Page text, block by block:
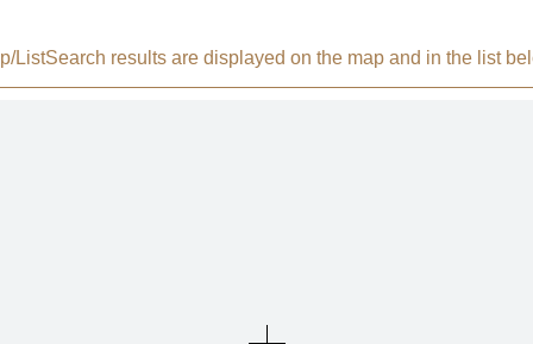
ListSearch results are displayed on the map and in the list